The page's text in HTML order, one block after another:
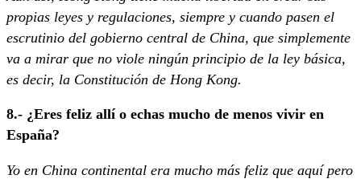
propias leyes y regulaciones, siempre y cuando pasen el
escrutinio del gobierno central de China, que simplemente
va a mirar que no viole ningún principio de la ley básica,
es decir, la Constitución de Hong Kong.
8.- ¿Eres feliz allí o echas mucho de menos vivir en
España?
Yo en China continental era mucho más feliz que aquí pero